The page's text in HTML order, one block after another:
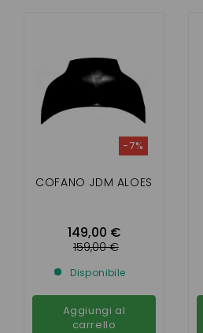
COFANO JDM ALOES
149,00 €
-7%
159,00 €
Disponibile
Aggiungi al
carrello